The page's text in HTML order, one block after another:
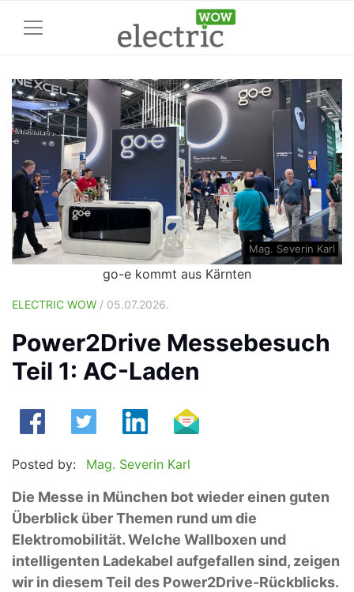
Mag. Severin Karl
go-e kommt aus Kärnten
ELECTRIC WOW / 05.07.2026.
Power2Drive Messebesuch
Teil 1: AC-Laden
Posted by: Mag. Severin Karl
Die Messe in München bot wieder einen guten
Überblick über Themen rund um die
Elektromobilität. Welche Wallboxen und
intelligenten Ladekabel aufgefallen sind, zeigen
wir in diesem Teil des Power2Drive-Rückblicks.